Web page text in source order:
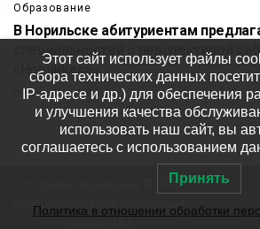
Образование
В Норильске абитуриентам
специальностей с перспективой
«Норникеле»
07 августа 717
Все права защищены © ООО
«Медиакомпания «Северный
Этот сайт использует файлы
сбора технических данных
IP-адресе и др.) для обеспечения
и улучшения качества
использовать наш сайт, вы
соглашаетесь с использованием
Принять
Политика в отношении обработки